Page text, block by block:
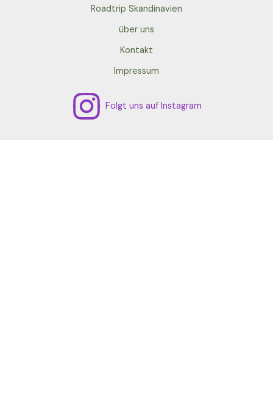
Roadtrip Skandinavien
über uns
Kontakt
Impressum
Folgt uns auf Instagram